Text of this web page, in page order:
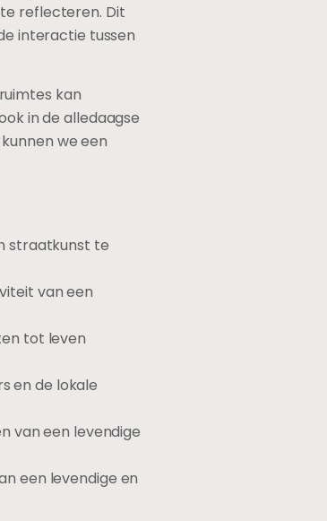
reflecteren. Dit
interactie tussen
kan
in de alledaagse
we een
straatkunst te
van een
tot leven
en de lokale
van een levendige
een levendige en